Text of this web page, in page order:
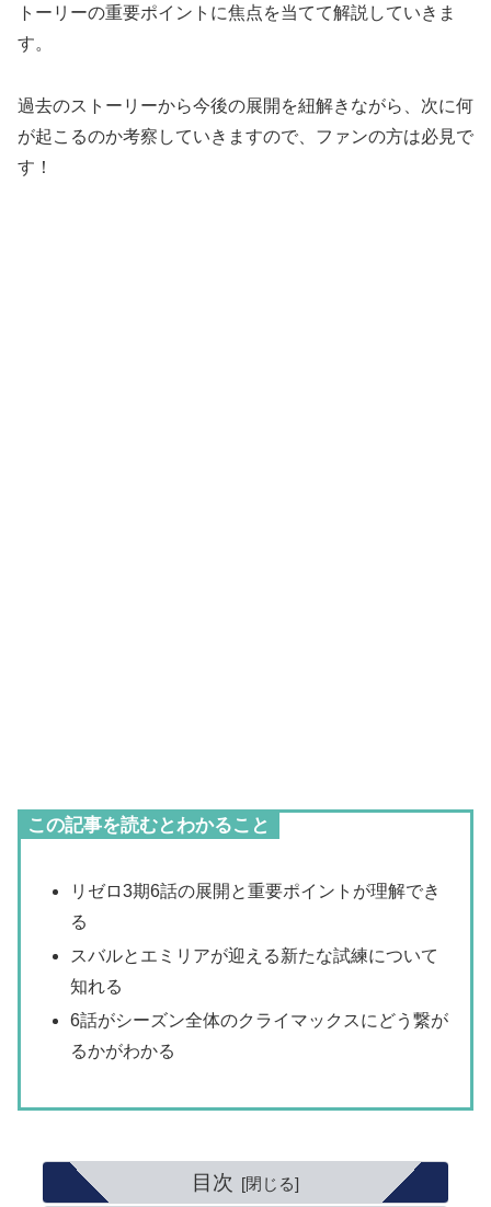
トーリーの重要ポイントに焦点を当てて解説していきま
す。
過去のストーリーから今後の展開を紐解きながら、次に何
が起こるのか考察していきますので、ファンの方は必見で
す！
この記事を読むとわかること
リゼロ3期6話の展開と重要ポイントが理解でき
る
スバルとエミリアが迎える新たな試練について
知れる
6話がシーズン全体のクライマックスにどう繋が
るかがわかる
目次